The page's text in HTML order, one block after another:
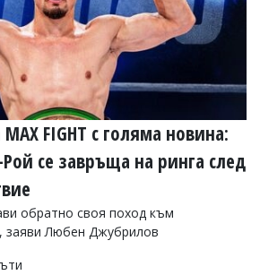
FIGHT с голяма новина:
се завръща на ринга след
обратно своя поход към
заяви Любен Джубрилов